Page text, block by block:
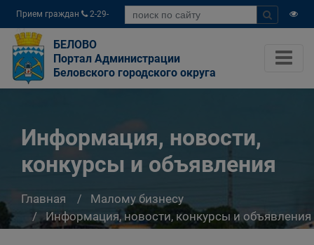
Прием граждан
2-29-
04
БЕЛОВО
Портал Администрации
Беловского городского округа
Информация, новости,
конкурсы и объявления
Главная
Малому бизнесу
Информация, новости, конкурсы и объявления